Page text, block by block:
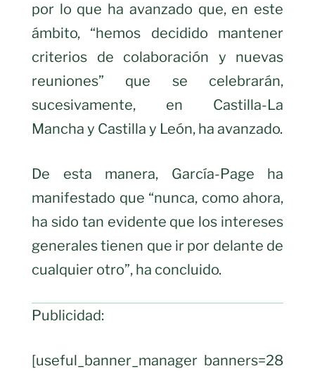
por lo que ha avanzado que, en este
ámbito, “hemos decidido mantener
criterios de colaboración y nuevas
reuniones” que se celebrarán,
sucesivamente, en Castilla-La
Mancha y Castilla y León, ha avanzado.
De esta manera, García-Page ha
manifestado que “nunca, como ahora,
ha sido tan evidente que los intereses
generales tienen que ir por delante de
cualquier otro”, ha concluido.
Publicidad:
[useful_banner_manager banners=28